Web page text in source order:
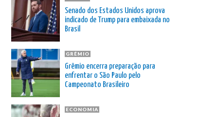
Senado dos Estados Unidos aprova
indicado de Trump para embaixada no
Brasil
GRÊMIO
Grêmio encerra preparação para
enfrentar o São Paulo pelo
Campeonato Brasileiro
ECONOMIA